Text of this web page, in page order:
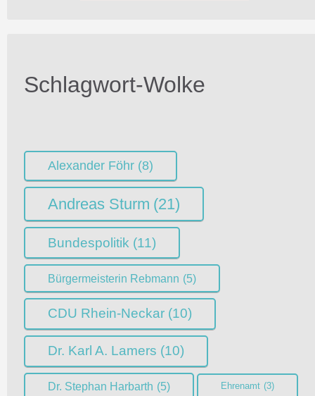
Schlagwort-Wolke
Alexander Föhr (8)
Andreas Sturm (21)
Bundespolitik (11)
Bürgermeisterin Rebmann (5)
CDU Rhein-Neckar (10)
Dr. Karl A. Lamers (10)
Dr. Stephan Harbarth (5) Ehrenamt (3)